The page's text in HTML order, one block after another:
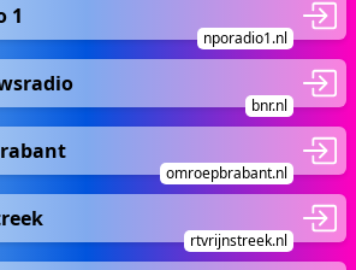
1
nporadio1.nl
bnr.nl
omroepbrabant.nl
rtvrijnstreek.nl